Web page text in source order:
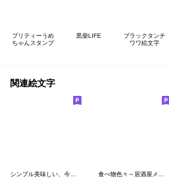
プリティーうめ
ちゃんスタンプ
黒柴LIFE
ブラックタンチ
ワワ絵文字
関連絵文字